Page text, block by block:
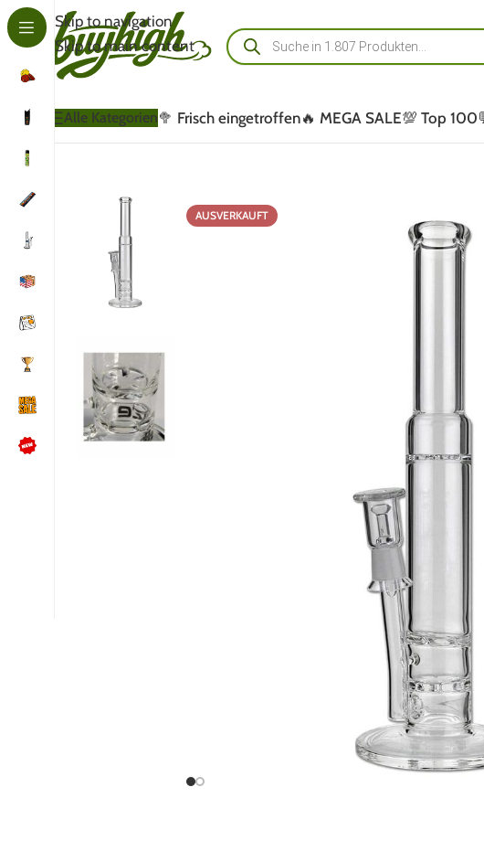
Skip to navigation
Skip to main content
Alle Kategorien🥦 Frisch eingetroffen🔥 MEGA SALE💯 Top 100
AUSVERKAUFT